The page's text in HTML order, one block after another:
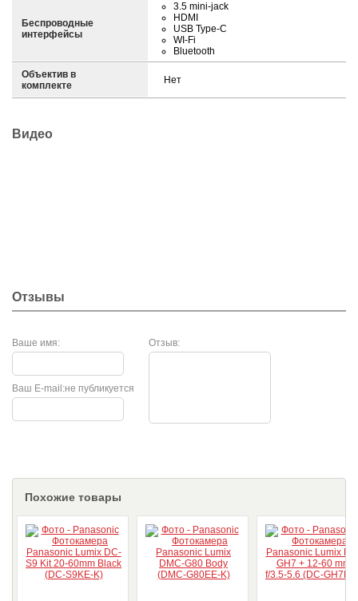
Беспроводные
интерфейсы
3.5 mini-jack
HDMI
USB Type-C
WI-Fi
Bluetooth
Объектив в
комплекте
Нет
Видео
Отзывы
Ваше имя: Отзыв:
не публикуется
Ваш E-mail:
Похожие товары